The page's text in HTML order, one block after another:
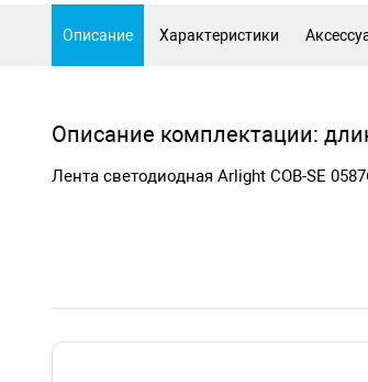
Описание Характеристики
Описание комплектации:
Лента светодиодная Arlight COB-SE